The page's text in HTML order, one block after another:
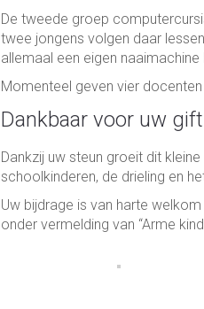
De tweede groep
twee jongens volgen daar
allemaal een eigen
Momenteel geven vier docenten
Dankbaar voor uw
Dankzij uw steun groeit dit
schoolkinderen, de drieling en
Uw bijdrage is van harte
onder vermelding van “Arme